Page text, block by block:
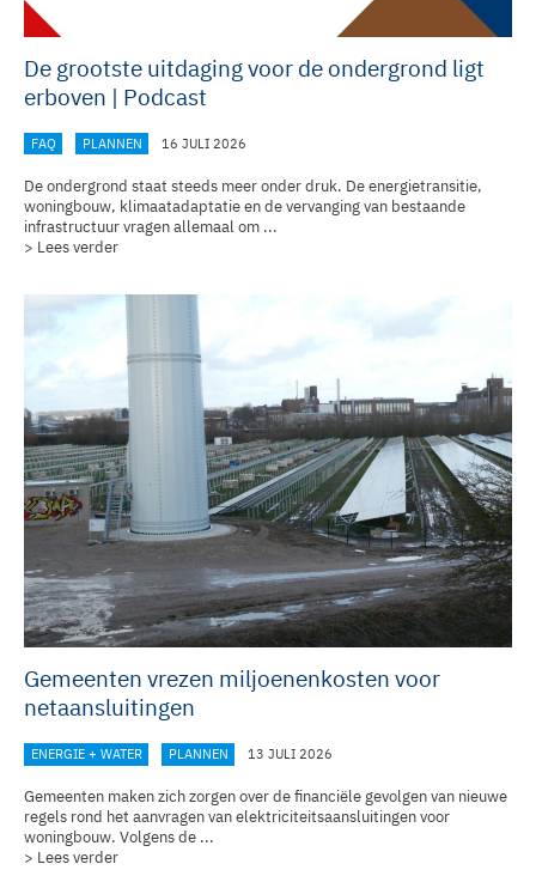
De grootste uitdaging voor de ondergrond ligt
erboven | Podcast
FAQ PLANNEN 16 JULI 2026
De ondergrond staat steeds meer onder druk. De energietransitie,
woningbouw, klimaatadaptatie en de vervanging van bestaande
infrastructuur vragen allemaal om ...
> Lees verder
Gemeenten vrezen miljoenenkosten voor
netaansluitingen
ENERGIE + WATER PLANNEN 13 JULI 2026
Gemeenten maken zich zorgen over de financiële gevolgen van nieuwe
regels rond het aanvragen van elektriciteitsaansluitingen voor
woningbouw. Volgens de ...
> Lees verder